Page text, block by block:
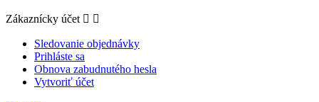
Zákaznícky účet  
Sledovanie objednávky
Prihláste sa
Obnova zabudnutého hesla
Vytvoriť účet